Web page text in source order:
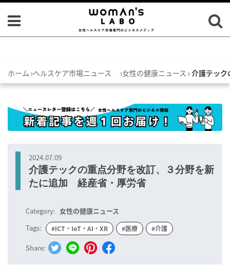
ホーム ヘルスケア市場ニュース 女性の健康ニュース 介護テッ
2024.07.09
介護テックの重点分野を改訂、３分野を新
たに追加 経産省・厚労省
Category: 女性の健康ニュース
Tags:
#ICT・IoT・AI・XR #医療 #介護
Share: